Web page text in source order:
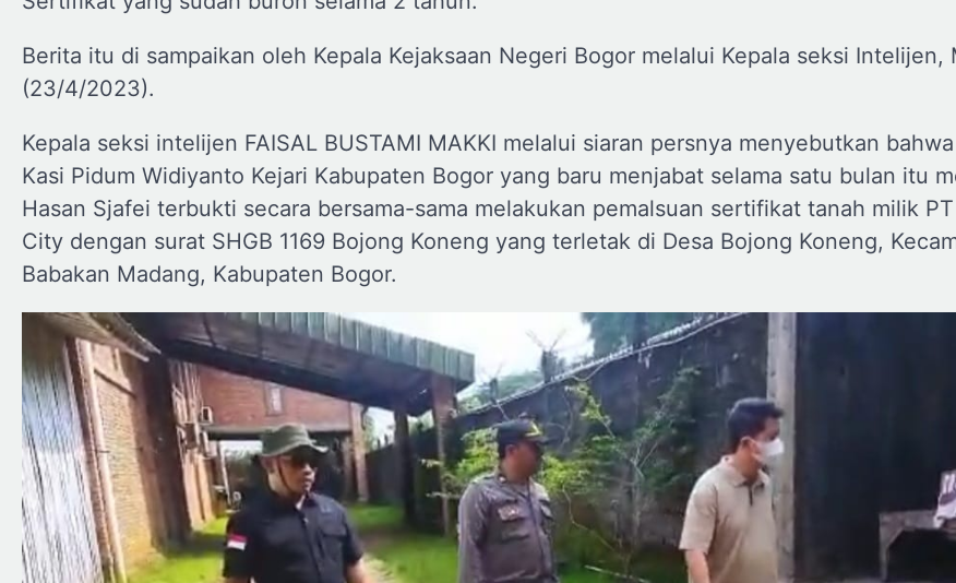
Berita itu di sampaikan oleh Kepala Kejaksaan Negeri Bogor melalui Kepala seksi Intelijen,
(23/4/2023).
Kepala seksi intelijen FAISAL BUSTAMI MAKKI melalui siaran persnya menyebutkan
Kasi Pidum Widiyanto Kejari Kabupaten Bogor yang baru menjabat selama satu bulan itu
Hasan Sjafei terbukti secara bersama-sama melakukan pemalsuan sertifikat tanah milik
City dengan surat SHGB 1169 Bojong Koneng yang terletak di Desa Bojong Koneng,
Babakan Madang, Kabupaten Bogor.